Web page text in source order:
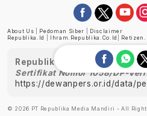
About Us Pedoman Siber
Disclaimer
Republika.id
Ihram.republika.co.id
Republika telah diverifikasi
Sertifikat Nomor 1058/DP-
https://dewanpers.or.id/data/
© 2026 PT Republika Media Mandiri - All